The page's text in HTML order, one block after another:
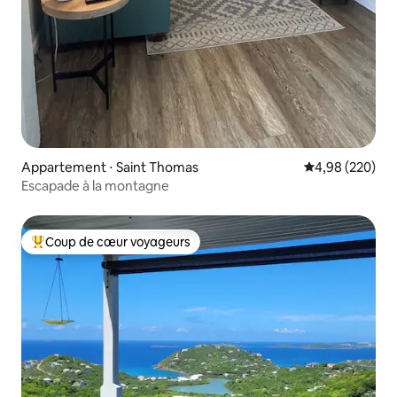
Appartement ⋅ Saint Thomas Évaluation
4,98 (220)
Escapade à la montagne
Coups de cœur voyageurs les plus appréciés
Coup de cœur voyageurs